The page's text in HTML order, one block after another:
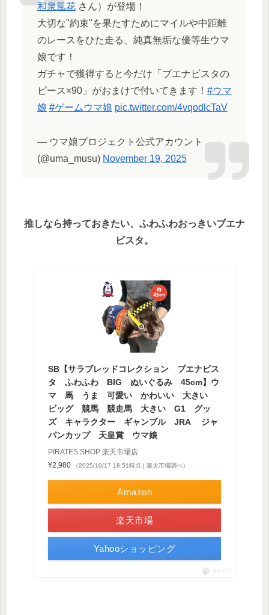
和泉風花さん）が登場！
大切な"約束"を果たすためにマイルや中距離
のレースをひた走る、純真無垢な優等生ウマ
娘です！
ガチャで獲得すると今だけ「ブエナビスタの
ピース×90」がおまけで付いてきます！ #ウマ
娘 #ゲームウマ娘 pic.twitter.com/4vqodlcTaV
— ウマ娘プロジェクト公式アカウント
(@uma_musu) November 19, 2025
推しなら持っておきたい、ふわふわおっきいブエナ
ビスタ。
SB【サラブレッドコレクション ブエナビス
タ ふわふわ BIG ぬいぐるみ 45cm】ウ
マ 馬 うま 可愛い かわいい 大きい
ビッグ 競馬 競走馬 大きい G1 グッ
ズ キャラクター ギャンブル JRA ジャ
パンカップ 天皇賞 ウマ娘
PIRATES SHOP 楽天市場店
¥2,980
（2025/10/17 18:51時点 | 楽天市場調べ）
Amazon
楽天市場
Yahooショッピング
ポチップ